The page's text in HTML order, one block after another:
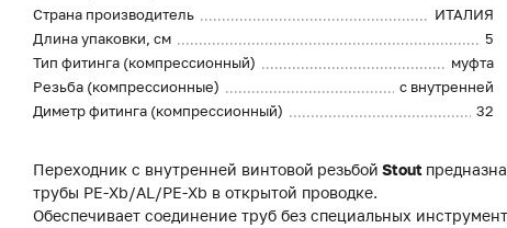
Страна производитель
ИТАЛИЯ
Длина упаковки, см
5
Тип фитинга (компрессионный)
муфта
Резьба (компрессионные)
с внутренней
Диметр фитинга (компрессионный)
32
Переходник с внутренней винтовой резьбой Stout
трубы PE-Xb/AL/PE-Xb в открытой проводке.
Обеспечивает соединение труб без специальных